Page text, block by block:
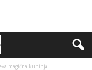
magična kuhinja